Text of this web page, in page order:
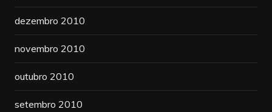
dezembro 2010
novembro 2010
outubro 2010
setembro 2010